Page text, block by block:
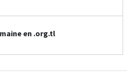
en .org.tl